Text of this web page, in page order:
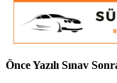
Önce Yazılı Sınav